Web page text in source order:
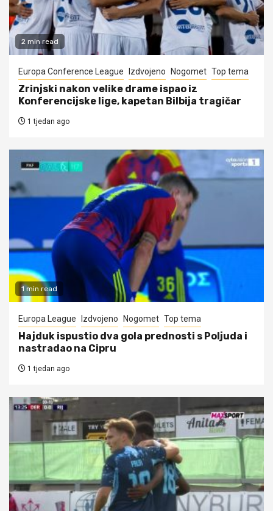
2 min read
Europa Conference League Izdvojeno Nogomet Top tema
Zrinjski nakon velike drame ispao iz
Konferencijske lige, kapetan Bilbija tragičar
1 tjedan ago
1 min read
Europa League Izdvojeno Nogomet Top tema
Hajduk ispustio dva gola prednosti s Poljuda i
nastradao na Cipru
1 tjedan ago